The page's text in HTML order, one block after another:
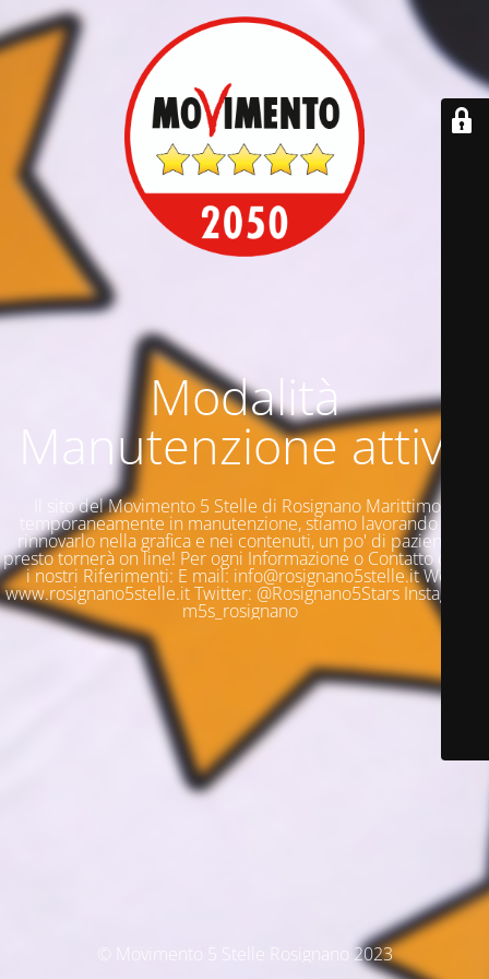
Modalità
Manutenzione attiva
Il sito del Movimento 5 Stelle di Rosignano Marittimo è
temporaneamente in manutenzione, stiamo lavorando per
rinnovarlo nella grafica e nei contenuti, un po' di pazienza e
presto tornerà on line! Per ogni Informazione o Contatto questi
i nostri Riferimenti: E mail: info@rosignano5stelle.it Web:
www.rosignano5stelle.it Twitter: @Rosignano5Stars Instagram:
m5s_rosignano
© Movimento 5 Stelle Rosignano 2023